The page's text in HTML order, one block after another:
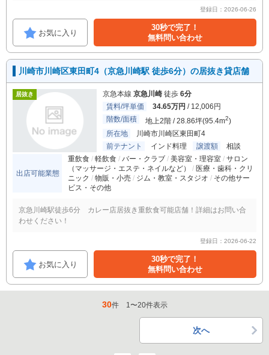
登録日：2026-06-26
お気に入り
30秒で完了！
無料問い合わせ
川崎市川崎区東田町4（京急川崎駅 徒歩6分）の居抜き貸店舗
居抜き 京急本線 京急川崎 徒歩 6分
賃料/坪単価
34.65万円 / 12,006円
階数/面積
地上2階 / 28.86坪(95.4m2)
所在地
川崎市川崎区東田町4
前テナント
インド料理 譲渡額 相談
出店可能業態
重飲食 軽飲食 バー・クラブ 美容室・理容室
サロン
（マッサージ・エステ・ネイルなど）
医療・歯科・クリ
ニック
物販・小売 ジム・教室・スタジオ
その他サー
ビス・その他
京急川崎駅徒歩6分 カレー店居抜き重飲食可能店舗！詳細はお問い合
わせください！
登録日：2026-06-22
お気に入り
30秒で完了！
無料問い合わせ
30件 1〜20件表示
次へ